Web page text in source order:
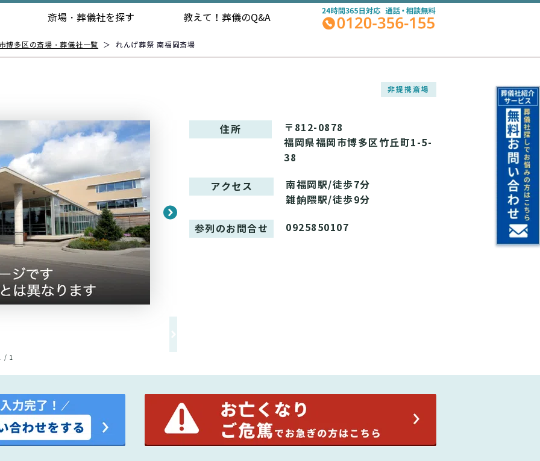
斎場・葬儀社を探す 教えて！ 葬儀のQ&A
博多区の斎場・葬儀社一覧 ＞ れんげ葬祭 南福岡斎場
非提携斎場
/ 1
住所
〒812-0878
福岡県福岡市博多区竹丘町1-5-
38
アクセス
南福岡駅/徒歩7分
雑餉隈駅/徒歩9分
参列のお問合せ 0925850107